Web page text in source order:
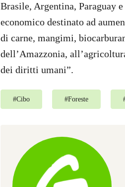
Brasile, Argentina, Paraguay
economico destinato ad
di carne, mangimi,
dell’Amazzonia,
dei diritti umani”.
#Cibo #Foreste